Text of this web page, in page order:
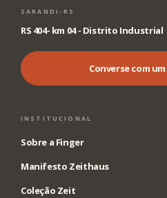
SARANDI-RS
RS 404- km 04 - Distrito Industrial
Converse com
INSTITUCIONAL
Sobre a Finger
Manifesto Zeithaus
Coleção Zeit